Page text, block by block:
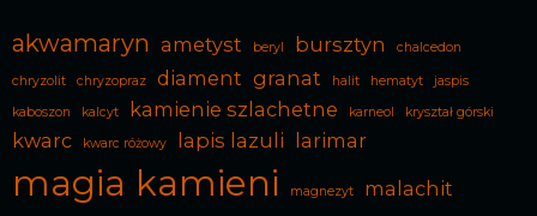
akwamaryn ametyst beryl bursztyn chalcedon
chryzolit chryzopraz diament granat halit hematyt
jaspis
kaboszon
kalcyt kamienie szlachetne karneol kryształ górski
kwarc kwarc różowy lapis lazuli larimar
magia kamieni magnezyt
malachit